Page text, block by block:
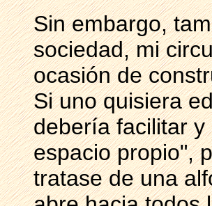
Sin embargo,
sociedad, mi
ocasión de
Si uno quisiera
debería facilitar
espacio propio",
tratase de una